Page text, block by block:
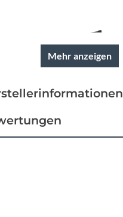
Rahmen
Mehr anzeigen